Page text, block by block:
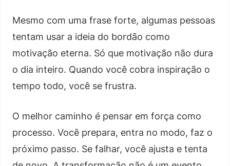
Mesmo com uma frase forte, algumas pessoas
tentam usar a ideia do bordão como
motivação eterna. Só que motivação não dura
o dia inteiro. Quando você cobra inspiração o
tempo todo, você se frustra.
O melhor caminho é pensar em força como
processo. Você prepara, entra no modo, faz o
próximo passo. Se falhar, você ajusta e tenta